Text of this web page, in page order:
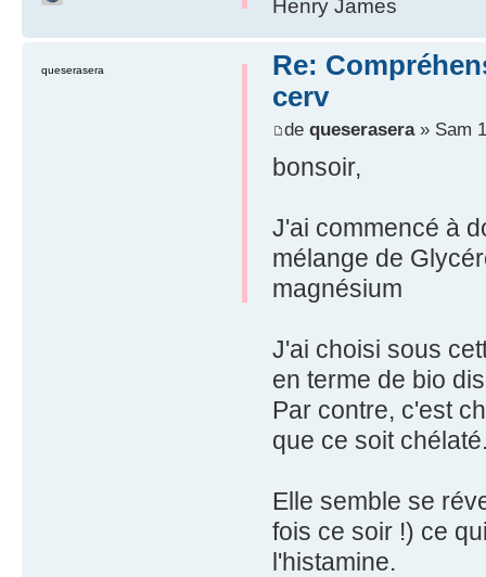
Henry James
Re:
cerv
de queserasera» Sam
bonsoir,
J'ai commencé à
mélange de
magnésium
J'ai choisi sous
en terme de bio
Par contre, c'est
que ce soit
Elle semble se
fois ce soir !) ce
l'histamine.
queserasera